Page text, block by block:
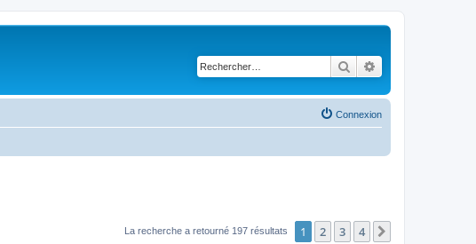
Rechercher
Connexion
La recherche a retourné 197 résultats 1 2 3 4